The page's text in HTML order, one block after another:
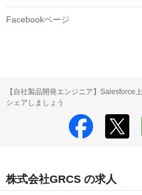
Facebookページ
【自社製品開発エンジニア】Salesforce
シェアしましょう
株式会社GRCS の求人